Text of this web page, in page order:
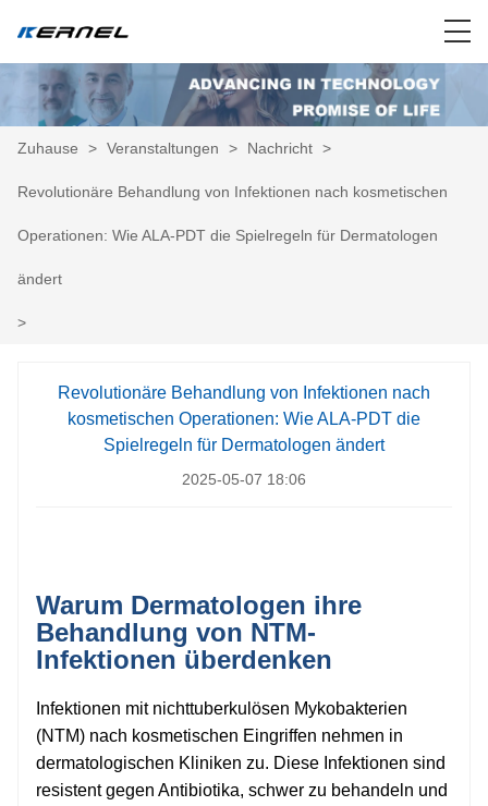
Zuhause > Veranstaltungen > Nachricht >
Revolutionäre Behandlung von Infektionen nach kosmetischen
Operationen: Wie ALA-PDT die Spielregeln für Dermatologen
ändert
>
Revolutionäre Behandlung von Infektionen nach
kosmetischen Operationen: Wie ALA-PDT die
Spielregeln für Dermatologen ändert
2025-05-07 18:06
Warum Dermatologen ihre
Behandlung von NTM-
Infektionen überdenken
Infektionen mit nichttuberkulösen Mykobakterien
(NTM) nach kosmetischen Eingriffen nehmen in
dermatologischen Kliniken zu. Diese Infektionen sind
resistent gegen Antibiotika, schwer zu behandeln und